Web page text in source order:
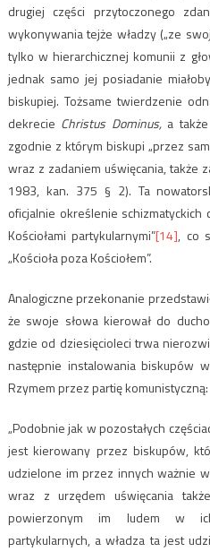
drugiej części przytoczonego
wykonywania tejże władzy („ze
tylko w hierarchicznej komunii z
jednak samo jej posiadanie
biskupiej. Tożsame twierdzenie
dekrecie Christus Dominus,a także
zgodnie z którym biskupi „przez
wraz z zadaniem uświęcania, także
1983, kan. 375 § 2). Ta
oficjalnie określenie
Kościołami partykularnymi”[14], co
„Kościoła poza Kościołem”.
Analogiczne przekonanie
że swoje słowa kierował do
gdzie od dziesięcioleci trwa
następnie instalowania biskupów
Rzymem przez partię komunistyczną:
„Podobnie jak w pozostałych
jest kierowany przez biskupów,
udzielone im przez innych ważnie
wraz z urzędem uświęcania
powierzonym im ludem w ich
partykularnych, a władza ta jest